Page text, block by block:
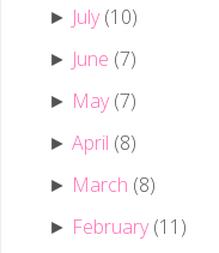
► July (10)
► June (7)
► May (7)
►April (8)
► March (8)
► February (11)